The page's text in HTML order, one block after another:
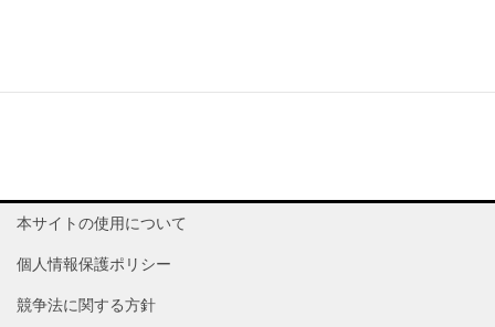
本サイトの使用について
個人情報保護ポリシー
競争法に関する方針